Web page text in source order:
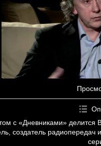
с «Дневниками» делится
создатель